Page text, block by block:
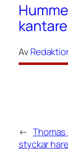
Av
← Thomas
styckar